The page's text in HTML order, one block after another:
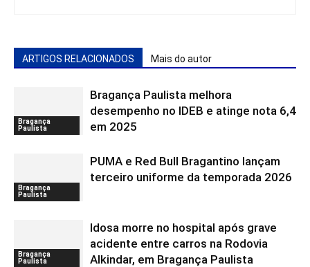
ARTIGOS RELACIONADOS Mais do autor
Bragança
Paulista
Bragança Paulista melhora
desempenho no IDEB e atinge nota 6,4
em 2025
Bragança
Paulista
PUMA e Red Bull Bragantino lançam
terceiro uniforme da temporada 2026
Bragança
Paulista
Idosa morre no hospital após grave
acidente entre carros na Rodovia
Alkindar, em Bragança Paulista